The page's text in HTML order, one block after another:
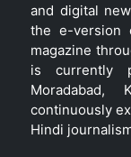
and digital
the e-version
magazine
is currently
Moradabad,
continuously
Hindi